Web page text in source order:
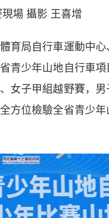
場 攝影 王喜增
局自行車運動中心
青少年山地自行車
女子甲組越野賽，
方位檢驗全省青少